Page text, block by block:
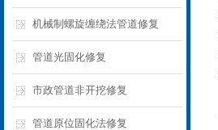
机械制螺旋缠绕法管道修复
管道光固化修复
市政管道非开挖修复
管道原位固化法修复